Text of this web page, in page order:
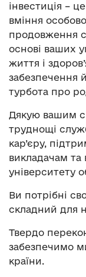
інвестиція –
вміння
продовження
основі ваших
життя і
забезпечення
турбота про
Дякую вашим
труднощі
кар’єру,
викладачам та
університету
Ви потрібні
складний для
Твердо
забезпечимо
країни.